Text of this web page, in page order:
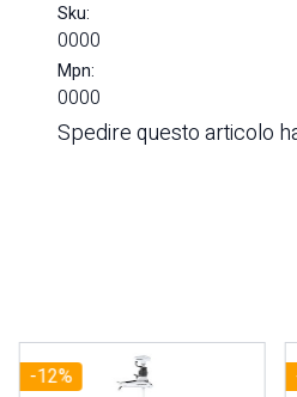
Sku:
0000
Mpn:
0000
Spedire questo articolo
più tardi
-12%